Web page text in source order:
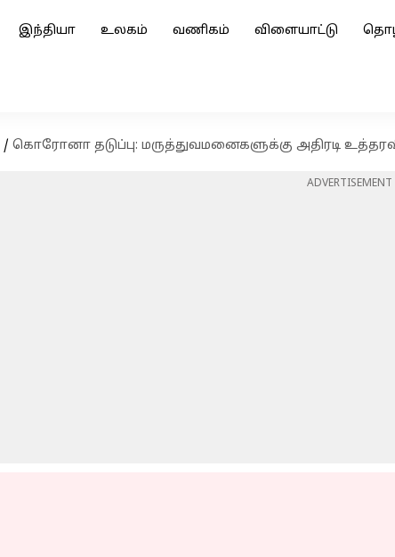
இந்தியா உலகம் வணிகம் விளையாட்டு
/ கொரோனா தடுப்பு: மருத்துவமனைகளுக்கு அதிரடி
ADVERTISEMENT